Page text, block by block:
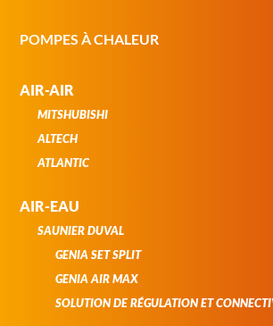
POMPES À CHALEUR
AIR-AIR
MITSHUBISHI
ALTECH
ATLANTIC
AIR-EAU
SAUNIER DUVAL
GENIA SET SPLIT
GENIA AIR MAX
SOLUTION DE RÉGULATION ET